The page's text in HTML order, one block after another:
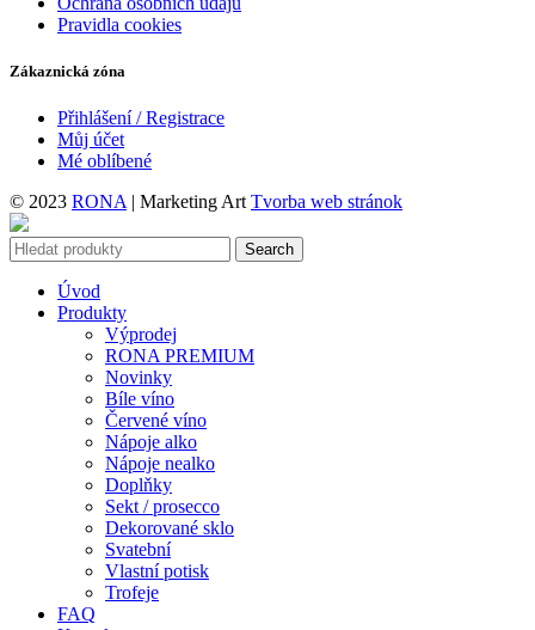
Pravidla cookies
Zákaznická zóna
Přihlášení / Registrace
Můj účet
Mé oblíbené
© 2023 RONA| Marketing ArtTvorba web stránok
Search
Úvod
Produkty
Výprodej
RONA PREMIUM
Novinky
Bíle víno
Červené víno
Nápoje alko
Nápoje nealko
Doplňky
Sekt / prosecco
Dekorované sklo
Svatební
Vlastní potisk
Trofeje
FAQ